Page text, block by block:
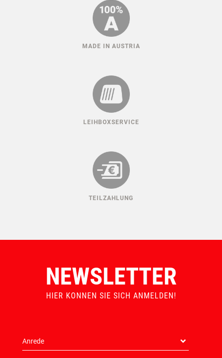
MADE IN AUSTRIA
LEIHBOXSERVICE
TEILZAHLUNG
NEWSLETTER
HIER KONNEN SIE SICH ANMELDEN!